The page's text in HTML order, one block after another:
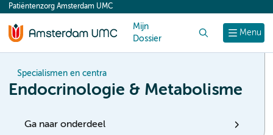
content
Menu
Patiëntenzorg Amsterdam UMC
Mijn
Dossier
Specialismen en centra
Endocrinologie & Metabolisme
Ga naar onderdeel